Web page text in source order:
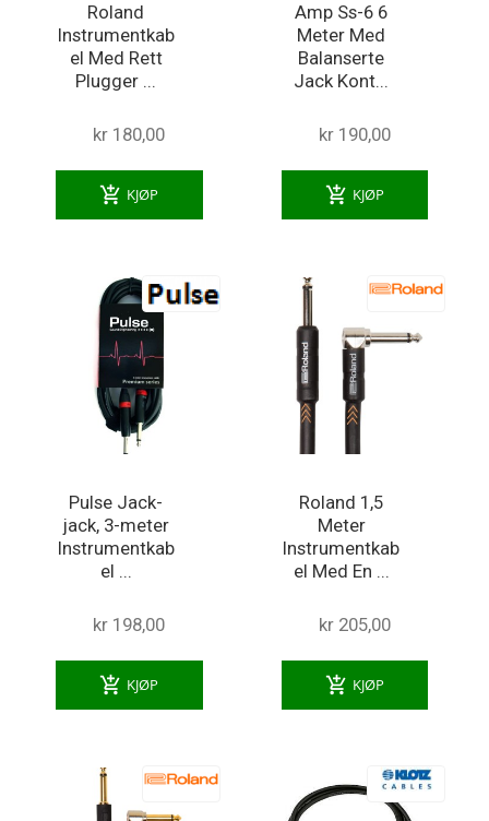
Roland
Instrumentkab
el Med Rett
Plugger ...
kr 180,00
add_shopping_cart KJØP
Amp Ss-6 6
Meter Med
Balanserte
Jack Kont...
kr 190,00
add_shopping_cart KJØP
Pulse Jack-
jack, 3-meter
Instrumentkab
el ...
kr 198,00
add_shopping_cart KJØP
Roland 1,5
Meter
Instrumentkab
el Med En ...
kr 205,00
add_shopping_cart KJØP